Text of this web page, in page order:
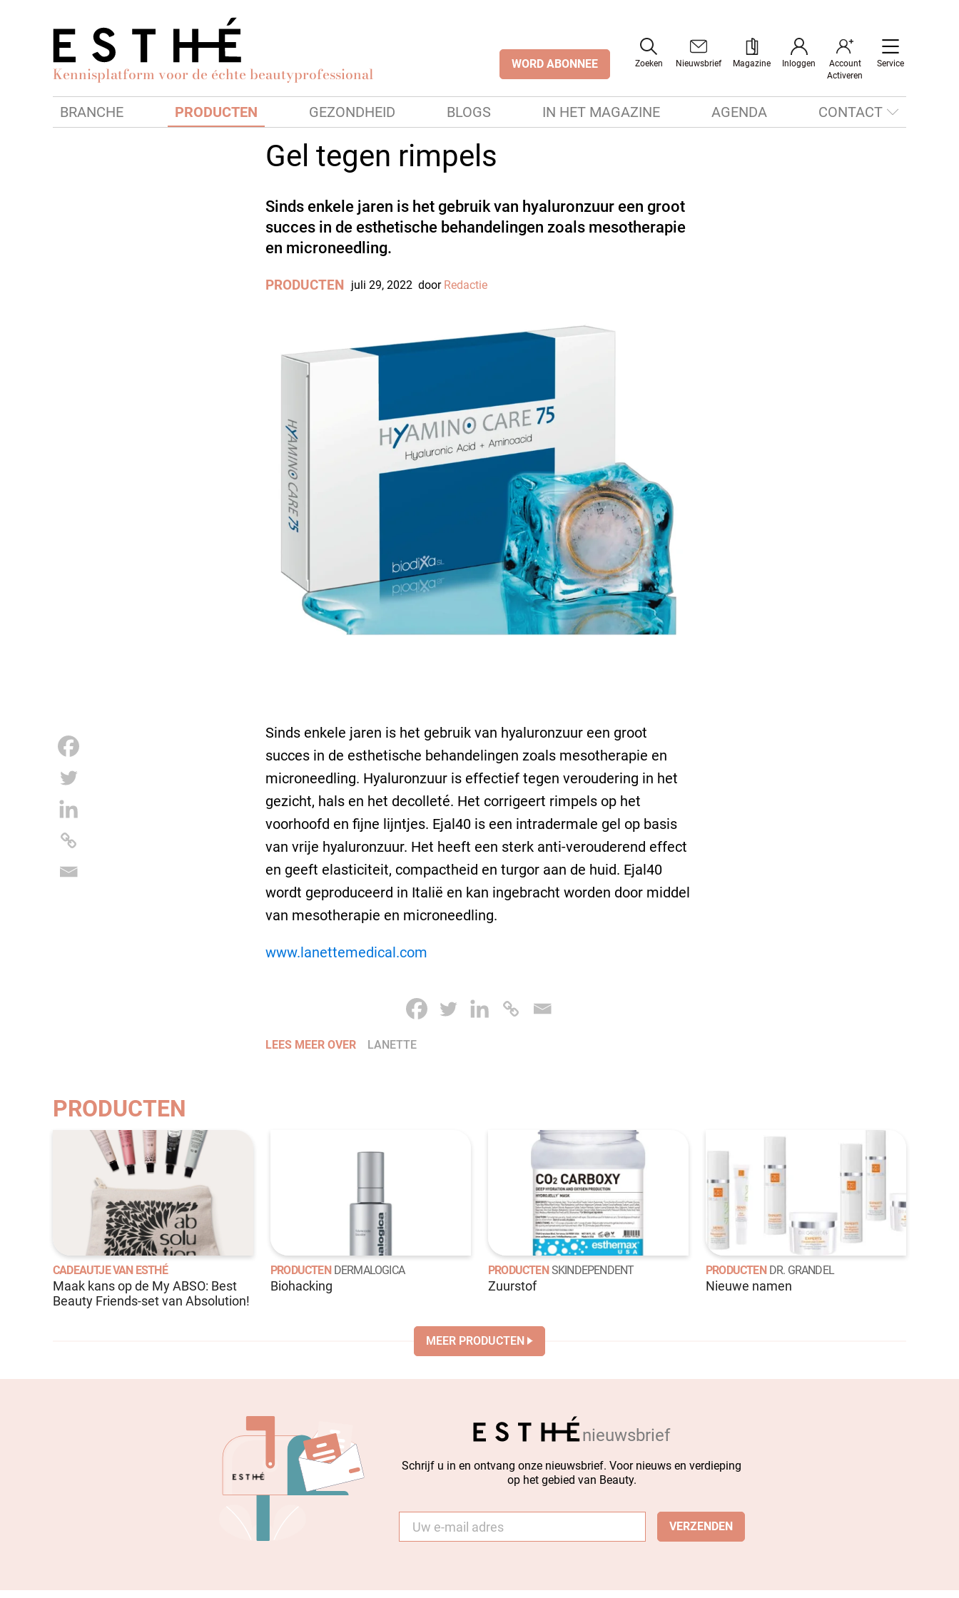
Kennisplatform voor de échte beautyprofessional WORD ABONNEE Zoeken Nieuwsbrief Magazine Inloggen
Account
Activeren
Service
BRANCHE PRODUCTEN GEZONDHEID BLOGS IN HET MAGAZINE AGENDA CONTACT
Gel tegen rimpels
Sinds enkele jaren is het gebruik van hyaluronzuur een groot
succes in de esthetische behandelingen zoals mesotherapie
en microneedling.
PRODUCTEN juli 29, 2022 door Redactie
Sinds enkele jaren is het gebruik van hyaluronzuur een groot
succes in de esthetische behandelingen zoals mesotherapie en
microneedling. Hyaluronzuur is effectief tegen veroudering in het
gezicht, hals en het decolleté. Het corrigeert rimpels op het
voorhoofd en fijne lijntjes. Ejal40 is een intradermale gel op basis
van vrije hyaluronzuur. Het heeft een sterk anti-verouderend effect
en geeft elasticiteit, compactheid en turgor aan de huid. Ejal40
wordt geproduceerd in Italië en kan ingebracht worden door middel
van mesotherapie en microneedling.
www.lanettemedical.com
LEES MEER OVER LANETTE
PRODUCTEN
CADEAUTJE VAN ESTHÉ
Maak kans op de My ABSO: Best
Beauty Friends-set van Absolution!
PRODUCTEN DERMALOGICA
Biohacking
PRODUCTEN SKINDEPENDENT
Zuurstof
PRODUCTEN DR. GRANDEL
Nieuwe namen
MEER PRODUCTEN
nieuwsbrief
Schrijf u in en ontvang onze nieuwsbrief. Voor nieuws en verdieping
op het gebied van Beauty.
mail *